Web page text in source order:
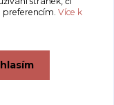
Více k